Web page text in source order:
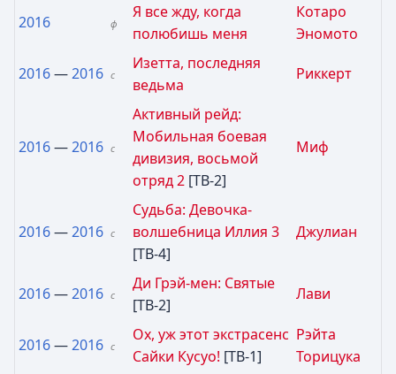
2016 ф
Я все жду, когда
полюбишь меня
Котаро
Эномото
2016—2016 с
Изетта, последняя
ведьма
Риккерт
2016—2016 с
Активный рейд:
Мобильная боевая
дивизия, восьмой
отряд 2 [ТВ-2]
Миф
2016—2016 с
Судьба: Девочка-
волшебница Иллия 3
[ТВ-4]
Джулиан
2016—2016 с
Ди Грэй-мен: Святые
[ТВ-2]
Лави
2016—2016 с
Ох, уж этот экстрасенс
Сайки Кусуо! [ТВ-1]
Рэйта
Торицука